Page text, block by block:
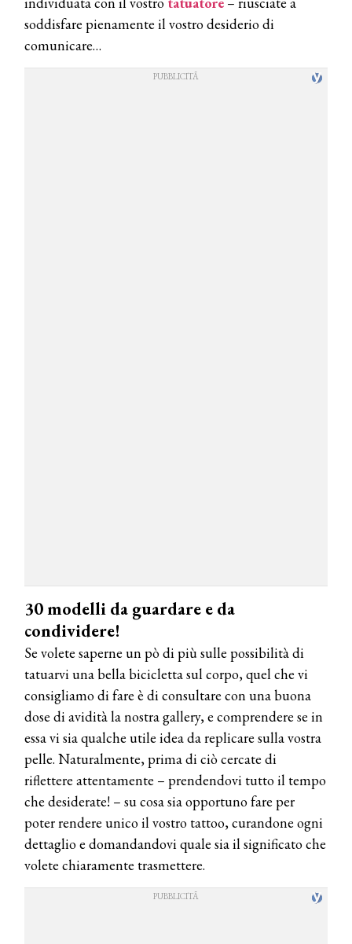
soddisfare pienamente il vostro desiderio di
comunicare…
30 modelli da guardare e da
condividere!
Se volete saperne un pò di più sulle possibilità di
tatuarvi una bella bicicletta sul corpo, quel che vi
consigliamo di fare è di consultare con una buona
dose di avidità la nostra gallery, e comprendere se in
essa vi sia qualche utile idea da replicare sulla vostra
pelle. Naturalmente, prima di ciò cercate di
riflettere attentamente – prendendovi tutto il tempo
che desiderate! – su cosa sia opportuno fare per
poter rendere unico il vostro tattoo, curandone ogni
dettaglio e domandandovi quale sia il significato che
volete chiaramente trasmettere.